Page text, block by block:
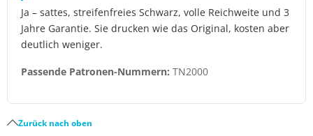
Ja – sattes, streifenfreies Schwarz, volle Reichweite und 3
Jahre Garantie. Sie drucken wie das Original, kosten aber
deutlich weniger.
Passende Patronen-Nummern: TN2000
Zurück nach oben